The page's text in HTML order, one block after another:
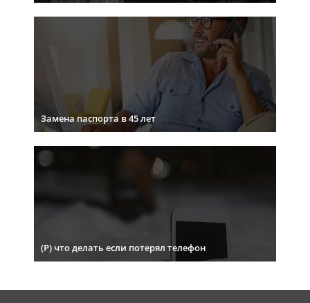
Замена паспорта в 45 лет
(Р) что делать если потерял телефон